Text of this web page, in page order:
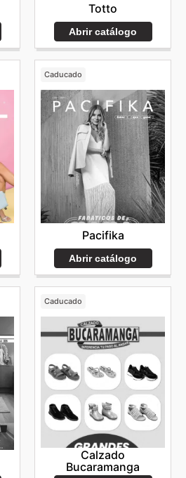
Totto
Abrir catálogo
Caducado
Pacifika
Abrir catálogo
Caducado
Calzado
Bucaramanga